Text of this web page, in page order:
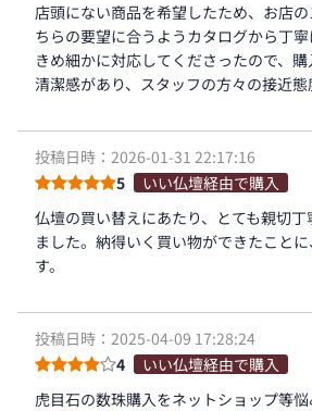
店頭にない商品を希望したため、お店
ちらの要望に合うようカタログから丁寧
きめ細かに対応してくださったので、
清潔感があり、スタッフの方々の接近
投稿日時：2026-01-31 22:17:16
5
いい仏壇経由で購入
仏壇の買い替えにあたり、とても親切
ました。納得いく買い物ができたこと
す。
投稿日時：2025-04-09 17:28:24
4
いい仏壇経由で購入
虎目石の数珠購入をネットショップ等